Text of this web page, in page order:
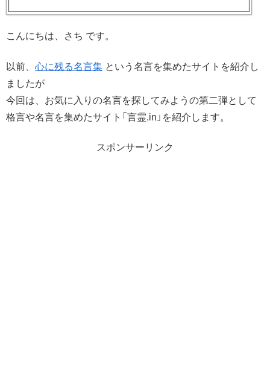
こんにちは、さち です。
以前、 心に残る名言集 という名言を集めたサイトを紹介し
ましたが
今回は、お気に入りの名言を探してみようの第二弾として
格言や名言を集めたサイト「言霊.in」を紹介します。
スポンサーリンク